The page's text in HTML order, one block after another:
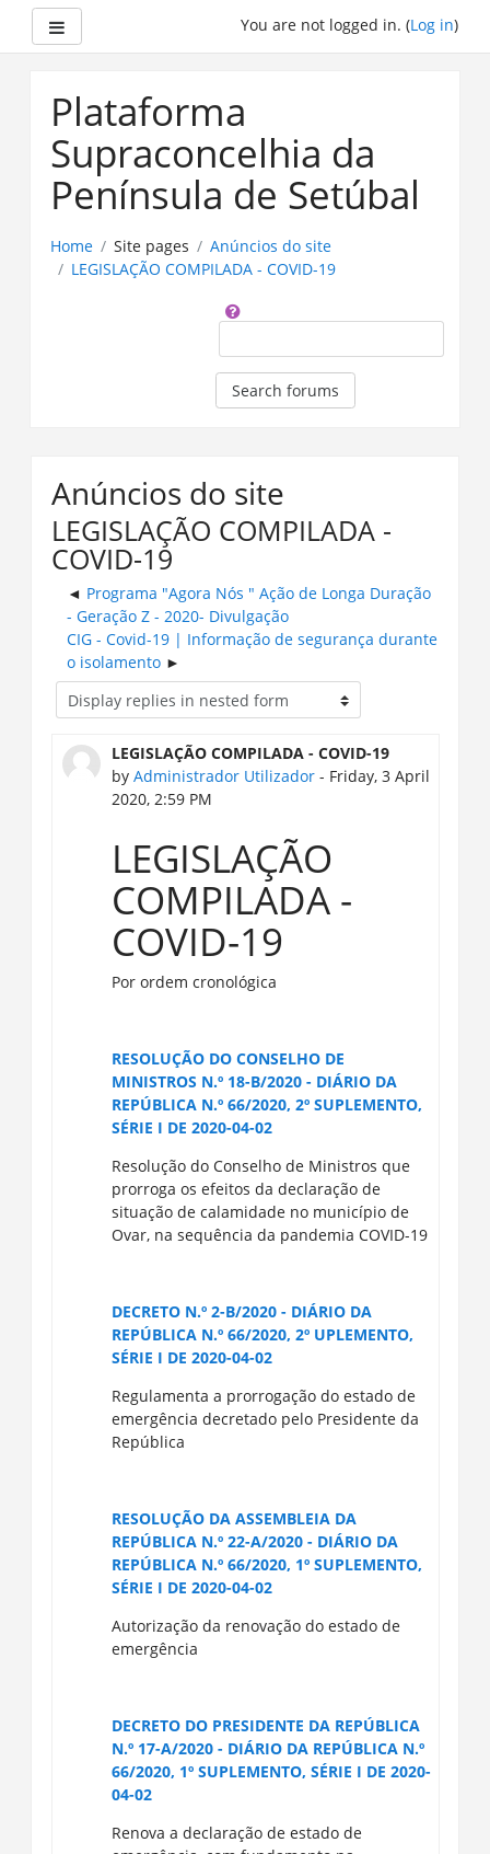
You are not logged in. (Log in)
Plataforma
Supraconcelhia da
Península de Setúbal
Home Site pages
Anúncios do site
LEGISLAÇÃO COMPILADA - COVID-19
Search forums
Anúncios do site
LEGISLAÇÃO COMPILADA -
COVID-19
Programa "Agora Nós " Ação de Longa Duração
- Geração Z - 2020- Divulgação
CIG - Covid-19 | Informação de segurança durante
o isolamento
LEGISLAÇÃO COMPILADA - COVID-19
by Administrador Utilizador- Friday, 3 April
2020, 2:59 PM
LEGISLAÇÃO
COMPILADA -
COVID-19
Por ordem cronológica
RESOLUÇÃO DO CONSELHO DE
MINISTROS N.º 18-B/2020 - DIÁRIO DA
REPÚBLICA N.º 66/2020, 2º SUPLEMENTO,
SÉRIE I DE 2020-04-02
Resolução do Conselho de Ministros que
prorroga os efeitos da declaração de
situação de calamidade no município de
Ovar, na sequência da pandemia COVID-19
DECRETO N.º 2-B/2020 - DIÁRIO DA
REPÚBLICA N.º 66/2020, 2º UPLEMENTO,
SÉRIE I DE 2020-04-02
Regulamenta a prorrogação do estado de
emergência decretado pelo Presidente da
República
RESOLUÇÃO DA ASSEMBLEIA DA
REPÚBLICA N.º 22-A/2020 - DIÁRIO DA
REPÚBLICA N.º 66/2020, 1º SUPLEMENTO,
SÉRIE I DE 2020-04-02
Autorização da renovação do estado de
emergência
DECRETO DO PRESIDENTE DA REPÚBLICA
N.º 17-A/2020 - DIÁRIO DA REPÚBLICA N.º
66/2020, 1º SUPLEMENTO, SÉRIE I DE 2020-
04-02
Renova a declaração de estado de